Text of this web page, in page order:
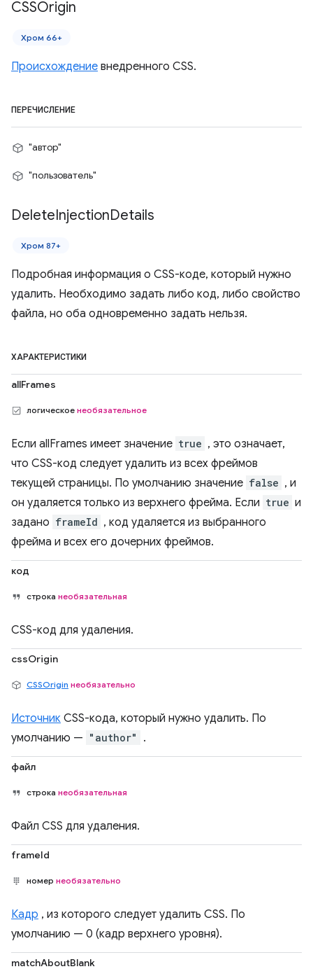
CSSOrigin
Хром 66+
Происхождение внедренного CSS.
ПЕРЕЧИСЛЕНИЕ
"автор"
"пользователь"
DeleteInjectionDetails
Хром 87+
Подробная информация о CSS-коде, который нужно
удалить. Необходимо задать либо код, либо свойство
файла, но оба одновременно задать нельзя.
ХАРАКТЕРИСТИКИ
allFrames
логическое необязательное
Если allFrames имеет значение true , это означает,
что CSS-код следует удалить из всех фреймов
текущей страницы. По умолчанию значение false , и
он удаляется только из верхнего фрейма. Если true и
задано frameId , код удаляется из выбранного
фрейма и всех его дочерних фреймов.
код
строка необязательная
CSS-код для удаления.
cssOrigin
CSSOrigin необязательно
Источник CSS-кода, который нужно удалить. По
умолчанию — "author" .
файл
строка необязательная
Файл CSS для удаления.
frameId
номер необязательно
Кадр , из которого следует удалить CSS. По
умолчанию — 0 (кадр верхнего уровня).
matchAboutBlank